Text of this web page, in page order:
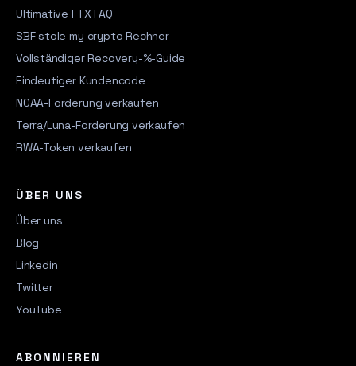
Ultimative FTX FAQ
SBF stole my crypto Rechner
Vollständiger Recovery-%-Guide
Eindeutiger Kundencode
NCAA-Forderung verkaufen
Terra/Luna-Forderung verkaufen
RWA-Token verkaufen
ÜBER UNS
Über uns
Blog
Linkedin
Twitter
YouTube
ABONNIEREN